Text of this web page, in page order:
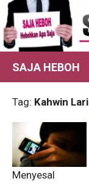
Skip
to
content
SAJA HEBOH
Tag: Kahwin Lari
Menyesal